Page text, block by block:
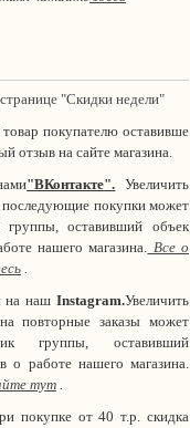
странице "Скидки недели"
покупателю оставивше
отзыв на сайте магазина.
"ВКонтакте".
Увеличить
последующие покупки может
оставивший объек
нашего магазина. Все о
.
на наш Instagram.Увеличить
на повторные заказы может
группы, оставивший
о работе нашего магазина.
тут .
покупке от 40 т.р. скидка